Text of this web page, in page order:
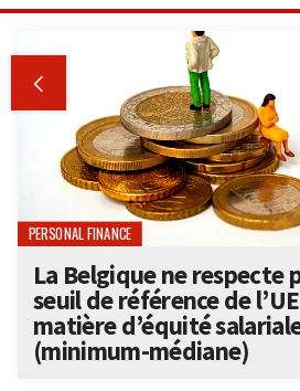

PERSONAL FINANCE
La Belgique ne respecte
seuil de référence de
matière d’équité
(minimum-médiane)